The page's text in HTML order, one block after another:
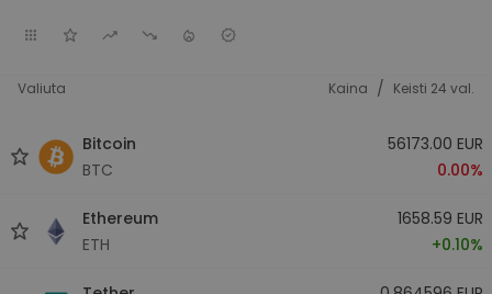
Valiuta Kaina / Keisti 24 val.
Bitcoin
BTC
56173.00 EUR
0.00%
Ethereum
ETH
1658.59 EUR
+0.10%